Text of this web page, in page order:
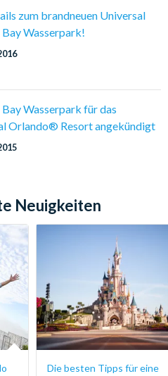
zum brandneuen Universal
Wasserpark!
Wasserpark für das
Orlando® Resort angekündigt
Neuigkeiten
Die besten Tipps für eine